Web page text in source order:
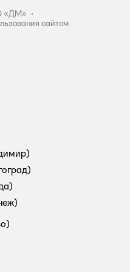
«ДМ» •
сайтом